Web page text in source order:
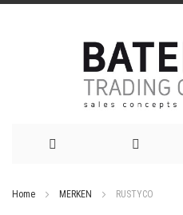
Home MERKEN RUSTYCO